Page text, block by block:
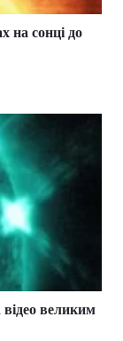
на сонці до
великим